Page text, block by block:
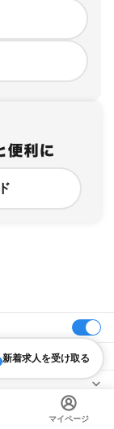
事務
務
・求人
新着求人を受け取る
マイページ